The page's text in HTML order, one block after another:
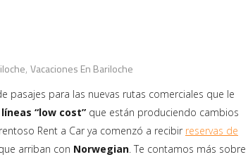
, Vacaciones En Bariloche
pasajes para las nuevas rutas comerciales que le
líneas “low cost” que están produciendo cambios
Rent a Car ya comenzó a recibir reservas de
arriban con Norwegian. Te contamos más sobre